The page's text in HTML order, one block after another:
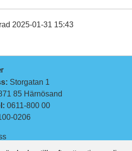
2025-01-31 15:43
Storgatan 1
85 Härnösand
0611-800 00
0206